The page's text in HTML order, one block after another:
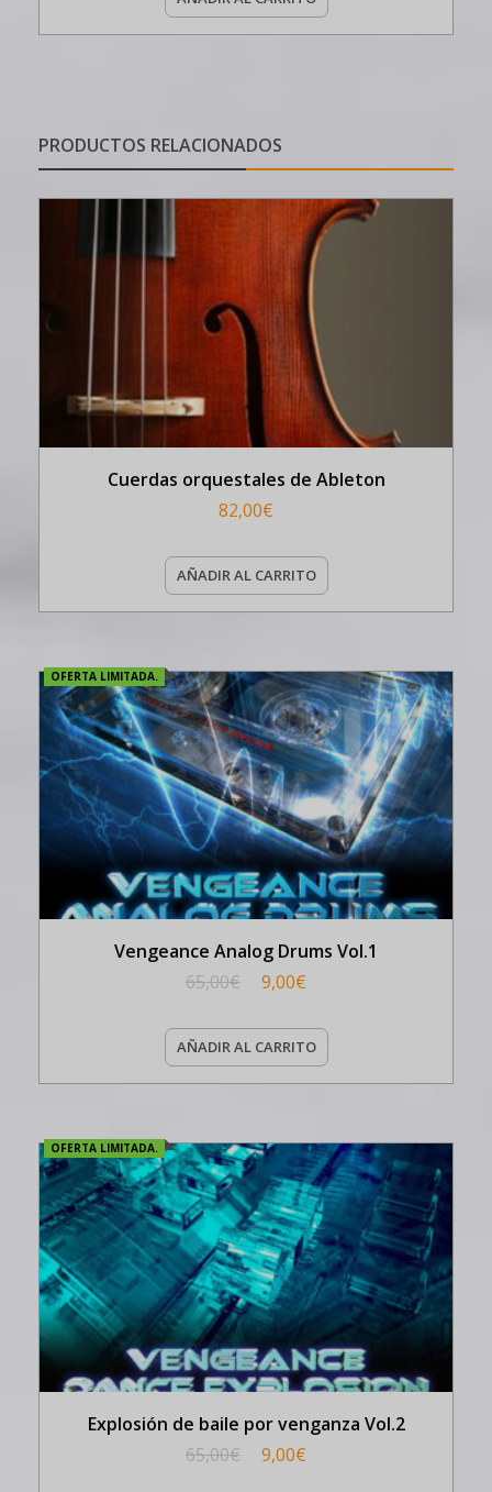
PRODUCTOS RELACIONADOS
Cuerdas orquestales de Ableton
82,00€
AÑADIR AL CARRITO
OFERTA LIMITADA.
Vengeance Analog Drums Vol.1
65,00€ 9,00€
AÑADIR AL CARRITO
OFERTA LIMITADA.
Explosión de baile por venganza Vol.2
65,00€ 9,00€